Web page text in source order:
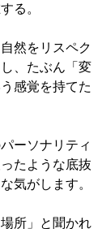
る。
然をリスペク
、たぶん「変
感覚を持てた
ーソナリティ
たような底抜
気がします。
所」と聞かれ